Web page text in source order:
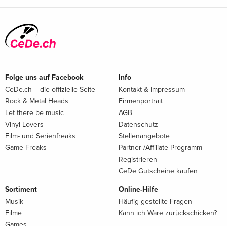
Folge uns auf Facebook
CeDe.ch – die offizielle Seite
Rock & Metal Heads
Let there be music
Vinyl Lovers
Film- und Serienfreaks
Game Freaks
Info
Kontakt & Impressum
Firmenportrait
AGB
Datenschutz
Stellenangebote
Partner-/Affiliate-Programm
Registrieren
CeDe Gutscheine kaufen
Sortiment
Musik
Filme
Online-Hilfe
Häufig gestellte Fragen
Kann ich Ware zurückschicken?